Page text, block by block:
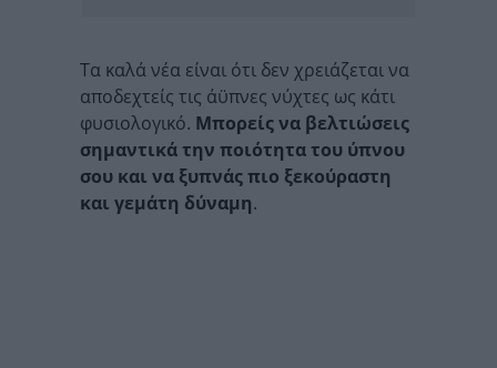
Τα καλά νέα είναι ότι δεν χρειάζεται να
αποδεχτείς τις άϋπνες νύχτες ως κάτι
φυσιολογικό. Μπορείς να βελτιώσεις
σημαντικά την ποιότητα του ύπνου
σου και να ξυπνάς πιο ξεκούραστη
και γεμάτη δύναμη.